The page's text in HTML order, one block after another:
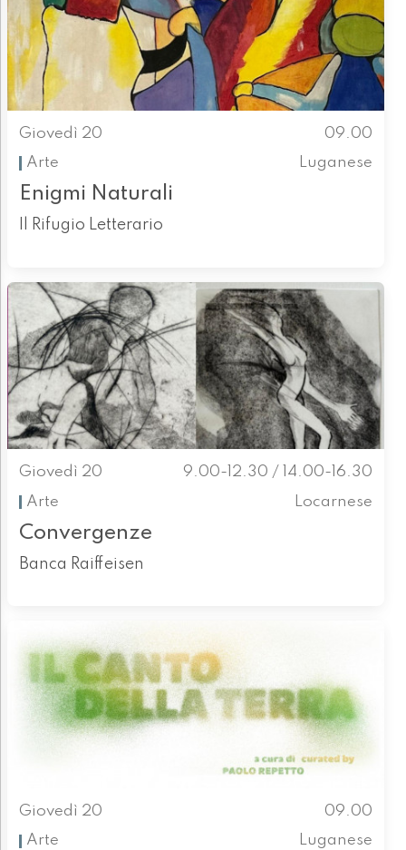
Giovedì 20
09.00
Arte
Luganese
Enigmi Naturali
Il Rifugio Letterario
Giovedì 20
9.00-12.30 / 14.00-16.30
Arte
Locarnese
Convergenze
Banca Raiffeisen
Giovedì 20
09.00
Arte
Luganese